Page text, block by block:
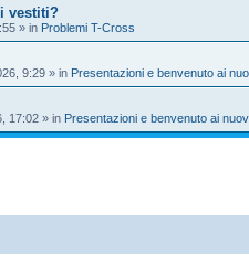
vestiti?
» in Problemi T-Cross
9:29 » in Presentazioni e benvenuto ai
17:02 » in Presentazioni e benvenuto ai